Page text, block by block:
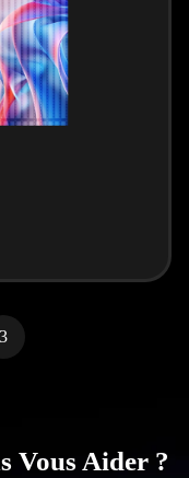
3
Vous Aider ?